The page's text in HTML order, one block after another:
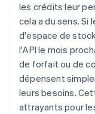
les crédits leur
cela a du sens. Si
d'espace de
l'API le mois
de forfait ou de
dépensent
leurs besoins.
attrayants pour